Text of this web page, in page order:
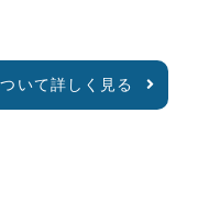
いて詳しく見る